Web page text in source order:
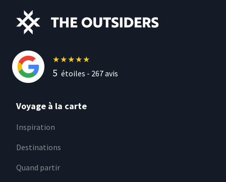
★★★★★
5 étoiles - 267avis
Voyage à la carte
Inspiration
Destinations
Quand partir